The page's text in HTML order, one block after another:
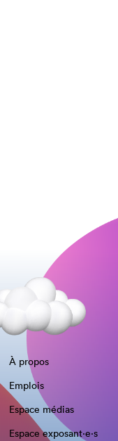
À propos
Emplois
Espace médias
Espace exposant·e⋅s